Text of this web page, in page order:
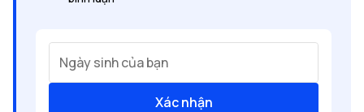
Ngày sinh của bạn
Xác nhận